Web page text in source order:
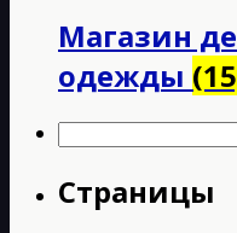
Магазин
одежды
Найти:
Страницы